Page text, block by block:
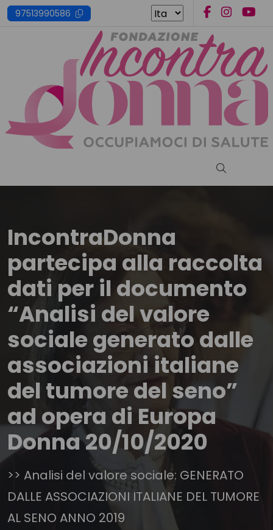
Skip
to
97513990586
Cerca nel
IncontraDonna
partecipa alla raccolta
dati per il documento
“Analisi del valore
sociale generato dalle
associazioni italiane
del tumore del seno”
ad opera di Europa
Donna 20/10/2020
>> Analisi del valore sociale: GENERATO
DALLE ASSOCIAZIONI ITALIANE DEL TUMORE
AL SENO ANNO 2019